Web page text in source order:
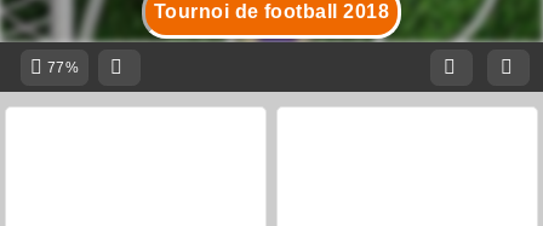
Tournoi de football 2018
77%